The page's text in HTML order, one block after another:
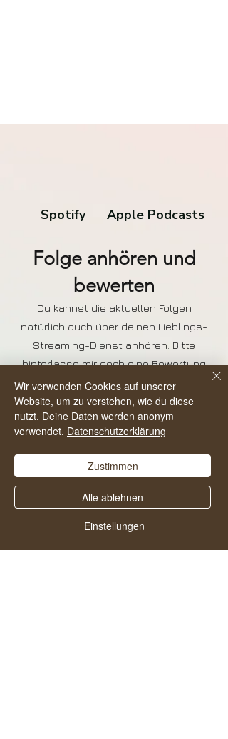
Spotify Apple Podcasts
Folge anhören und
bewerten
Du kannst die aktuellen Folgen
natürlich auch über deinen Lieblings-
Streaming-Dienst anhören. Bitte
hinterlasse mir doch eine Bewertung
da, das hilft anderen den Podcast zu
finden und noch mehr Menschen in ein
alkoholfreies und zufriedenes Leben zu
starten.
Wir verwenden Cookies auf unserer
Website, um zu verstehen, wie du diese
nutzt. Deine Daten werden anonym
verwendet. Datenschutzerklärung
Einstellungen
Alle ablehnen
Zustimmen